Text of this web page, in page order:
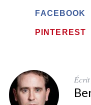
FACEBOOK
PINTEREST